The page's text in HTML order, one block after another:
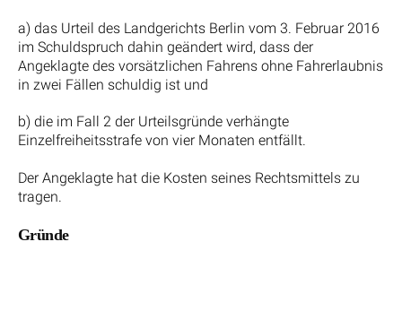
a) das Urteil des Landgerichts Berlin vom 3. Februar 2016
im Schuldspruch dahin geändert wird, dass der
Angeklagte des vorsätzlichen Fahrens ohne Fahrerlaubnis
in zwei Fällen schuldig ist und
b) die im Fall 2 der Urteilsgründe verhängte
Einzelfreiheitsstrafe von vier Monaten entfällt.
Der Angeklagte hat die Kosten seines Rechtsmittels zu
tragen.
Gründe